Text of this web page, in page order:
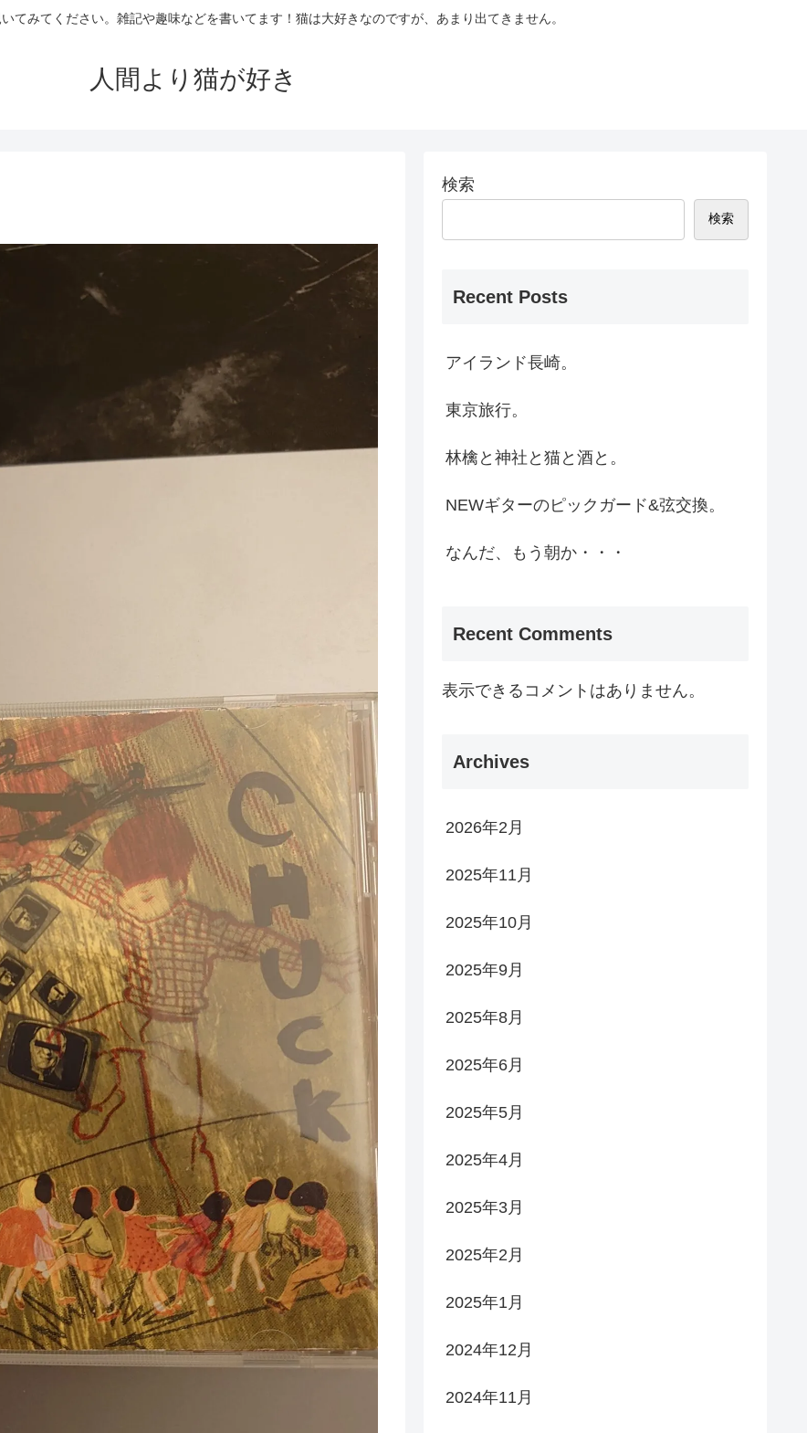
てみてください。雑記や趣味などを書いてます！猫は大好きなのですが、あまり出てきません。
人間より猫が好き
検索
検索
Recent Posts
アイランド長崎。
東京旅行。
林檎と神社と猫と酒と。
NEWギターのピックガード&弦交換。
なんだ、もう朝か・・・
Recent Comments
表示できるコメントはありません。
Archives
2026年2月
2025年11月
2025年10月
2025年9月
2025年8月
2025年6月
2025年5月
2025年4月
2025年3月
2025年2月
2025年1月
2024年12月
2024年11月